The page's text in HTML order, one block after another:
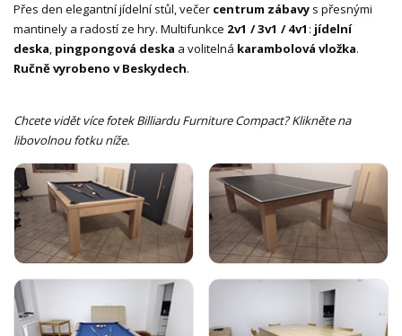
Přes den elegantní jídelní stůl, večer centrum zábavy s přesnými
mantinely a radostí ze hry. Multifunkce 2v1 / 3v1 / 4v1 : jídelní
deska, pingpongová deska a volitelná karambolová vložka.
Ručně vyrobeno v Beskydech.
Chcete vidět více fotek Billiardu Furniture Compact? Klikněte na
libovolnou fotku níže.